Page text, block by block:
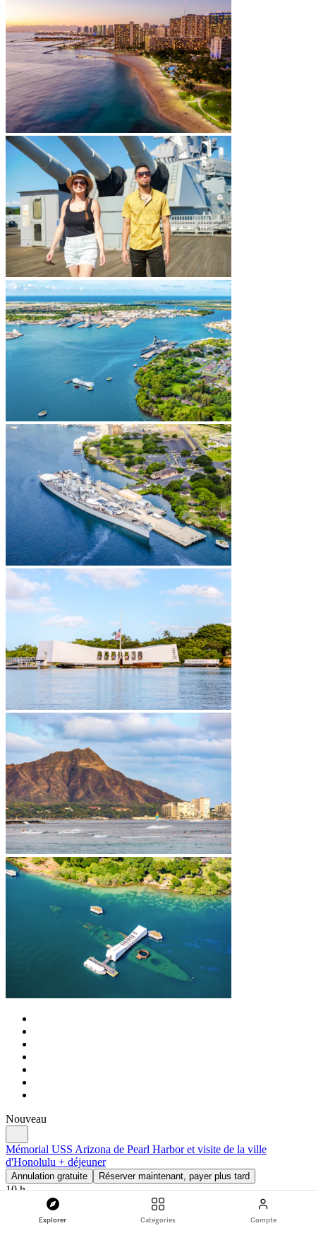
Explorer Catégories Compte
Nouveau
Mémorial USS Arizona de Pearl Harbor et visite de la ville
d'Honolulu + déjeuner
Annulation gratuite Réserver maintenant, payer plus tard
10 h
Navettes disponibles
Repas inclus